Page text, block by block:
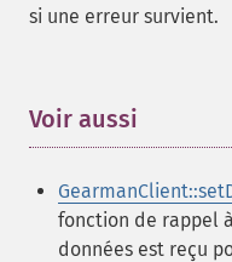
si une erreur survient.
Voir aussi
fonction de rappel
données est reçu